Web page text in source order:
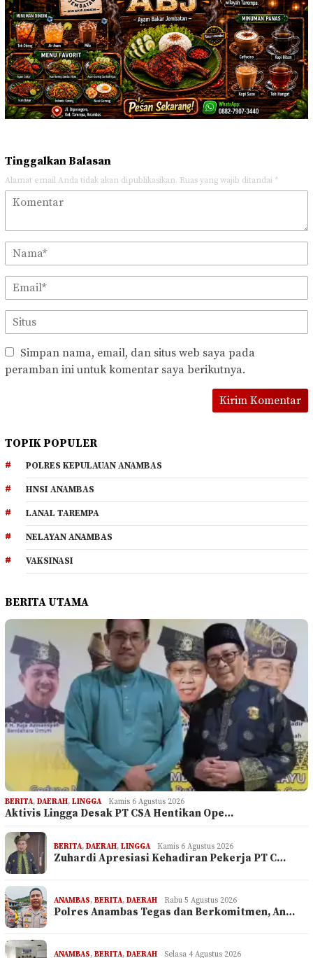
Tinggalkan Balasan
Alamat email Anda tidak akan dipublikasikan. Ruas yang wajib ditandai *
Simpan nama, email, dan situs web saya pada
peramban ini untuk komentar saya berikutnya.
TOPIK POPULER
POLRES KEPULAUAN ANAMBAS
HNSI ANAMBAS
LANAL TAREMPA
NELAYAN ANAMBAS
VAKSINASI
BERITA UTAMA
BERITA, DAERAH, LINGGA Kamis 6 Agustus 2026
Aktivis Lingga Desak PT CSA Hentikan Ope…
BERITA, DAERAH, LINGGA Kamis 6 Agustus 2026
Zuhardi Apresiasi Kehadiran Pekerja PT C…
ANAMBAS, BERITA, DAERAH Rabu 5 Agustus 2026
Polres Anambas Tegas dan Berkomitmen, An…
ANAMBAS, BERITA, DAERAH Selasa 4 Agustus 2026